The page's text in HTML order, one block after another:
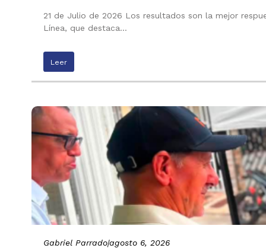
21 de Julio de 2026 Los resultados son la mejor
Línea, que destaca…
Leer
Gabriel Parrado|agosto 6, 2026